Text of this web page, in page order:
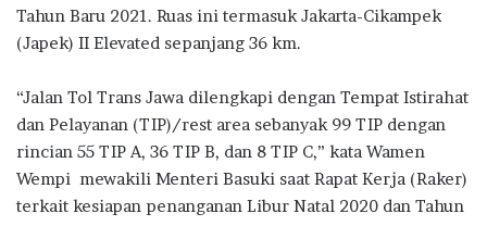
Tahun Baru 2021. Ruas ini termasuk Jakarta-Cikampek
(Japek) II Elevated sepanjang 36 km.
“Jalan Tol Trans Jawa dilengkapi dengan Tempat Istirahat
dan Pelayanan (TIP)/rest area sebanyak 99 TIP dengan
rincian 55 TIP A, 36 TIP B, dan 8 TIP C,” kata Wamen
Wempi mewakili Menteri Basuki saat Rapat Kerja (Raker)
terkait kesiapan penanganan Libur Natal 2020 dan Tahun